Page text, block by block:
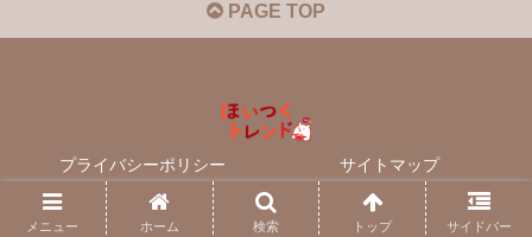
PAGE TOP
プライバシーポリシー サイトマップ
© 2025 ほいつくトレンド.
メニュー ホーム 検索 トップ サイドバー